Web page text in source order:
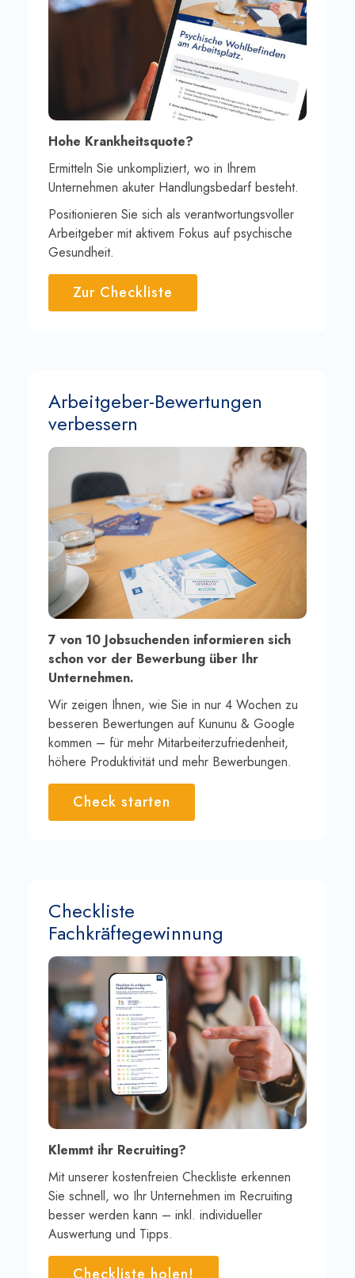
Hohe Krankheitsquote?
Ermitteln Sie unkompliziert, wo in Ihrem
Unternehmen akuter Handlungsbedarf besteht.
Positionieren Sie sich als verantwortungsvoller
Arbeitgeber mit aktivem Fokus auf psychische
Gesundheit.
Zur Checkliste
Arbeitgeber-Bewertungen
verbessern
7 von 10 Jobsuchenden informieren sich
schon vor der Bewerbung über Ihr
Unternehmen.
Wir zeigen Ihnen, wie Sie in nur 4 Wochen zu
besseren Bewertungen auf Kununu & Google
kommen – für mehr Mitarbeiterzufriedenheit,
höhere Produktivität und mehr Bewerbungen.
Check starten
Checkliste
Fachkräftegewinnung
Klemmt ihr Recruiting?
Mit unserer kostenfreien Checkliste erkennen
Sie schnell, wo Ihr Unternehmen im Recruiting
besser werden kann – inkl. individueller
Auswertung und Tipps.